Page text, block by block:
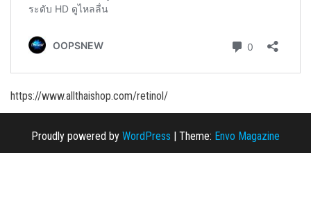
https://www.allthaishop.com/retinol/
Proudly powered by WordPress | Theme: Envo Magazine